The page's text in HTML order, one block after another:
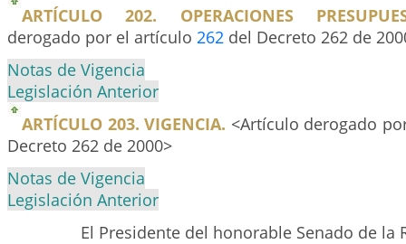
ARTÍCULO 202. OPERACIONES
derogado por el artículo 262 del Decreto 262 de
Notas de Vigencia
Legislación Anterior
ARTÍCULO 203. VIGENCIA. <Artículo derogado
Decreto 262 de 2000>
Notas de Vigencia
Legislación Anterior
El Presidente del honorable Senado de la